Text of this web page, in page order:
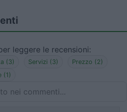
leggere le recensioni:
(3) Servizi (3)
Prezzo (2)
(1)